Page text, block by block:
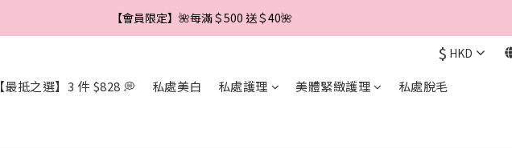
【會員限定】🌼新會員註冊即享＄888 優惠券🌼
【會員限定】🌺每滿＄500 送＄40🌺
$ HKD
【最抵之選】3 件 $828 💭 私處美白 私處護理 美體緊緻護理
私處脫毛